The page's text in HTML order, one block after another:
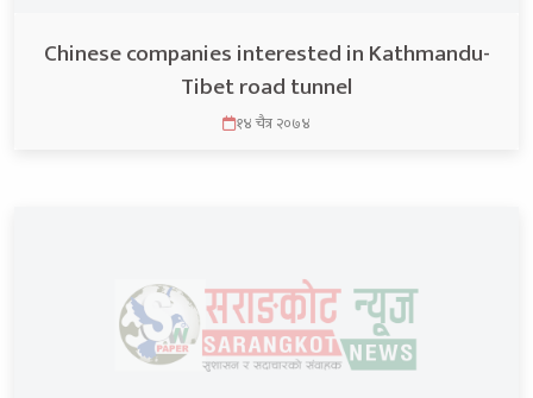
Chinese companies interested in Kathmandu-
Tibet road tunnel
१४ चैत्र २०७४